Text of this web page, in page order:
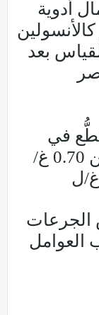
أدوية
بعد
في
حال هبوط السكر إلى أقل من 0.70 غ/
الجرعات